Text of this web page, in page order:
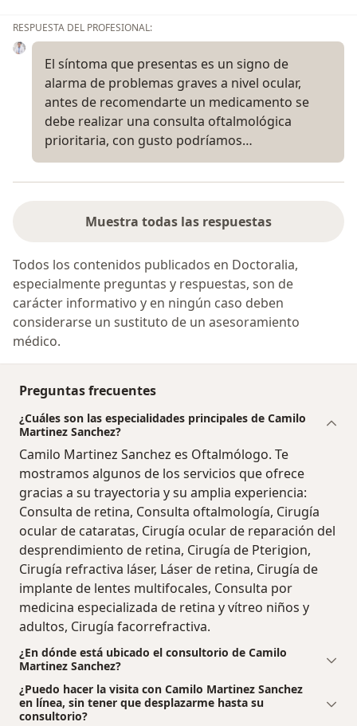
RESPUESTA DEL PROFESIONAL:
El síntoma que presentas es un signo de
alarma de problemas graves a nivel ocular,
antes de recomendarte un medicamento se
debe realizar una consulta oftalmológica
prioritaria, con gusto podríamos…
Muestra todas las respuestas
Todos los contenidos publicados en Doctoralia,
especialmente preguntas y respuestas, son de
carácter informativo y en ningún caso deben
considerarse un sustituto de un asesoramiento
médico.
Preguntas frecuentes
¿Cuáles son las especialidades principales de Camilo
Martinez Sanchez?
Camilo Martinez Sanchez es Oftalmólogo. Te
mostramos algunos de los servicios que ofrece
gracias a su trayectoria y su amplia experiencia:
Consulta de retina, Consulta oftalmología, Cirugía
ocular de cataratas, Cirugía ocular de reparación del
desprendimiento de retina, Cirugía de Pterigion,
Cirugía refractiva láser, Láser de retina, Cirugía de
implante de lentes multifocales, Consulta por
medicina especializada de retina y vítreo niños y
adultos, Cirugía facorrefractiva.
¿En dónde está ubicado el consultorio de Camilo
Martinez Sanchez?
¿Puedo hacer la visita con Camilo Martinez Sanchez
en línea, sin tener que desplazarme hasta su
consultorio?